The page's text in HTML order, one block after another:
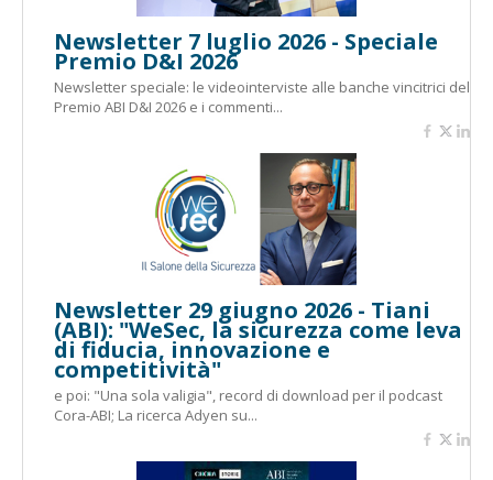
Newsletter 7 luglio 2026 - Speciale
Premio D&I 2026
Newsletter speciale: le videointerviste alle banche vincitrici del
Premio ABI D&I 2026 e i commenti...
Newsletter 29 giugno 2026 - Tiani
(ABI): "WeSec, la sicurezza come leva
di fiducia, innovazione e
competitività"
e poi: "Una sola valigia", record di download per il podcast
Cora-ABI; La ricerca Adyen su...